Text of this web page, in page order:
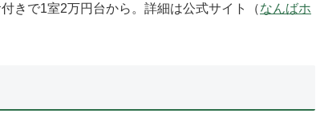
きで1室2万円台から。詳細は公式サイト（なんばホ